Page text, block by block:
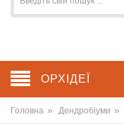
ОРХІДЕЇ
Головна » Дендробіуми »